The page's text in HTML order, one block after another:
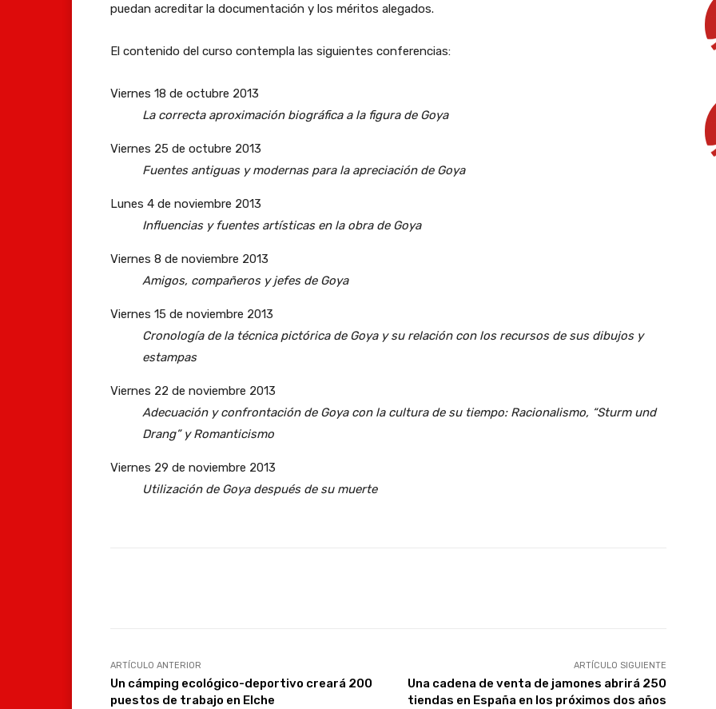
puedan acreditar la documentación y los méritos alegados.
El contenido del curso contempla las siguientes conferencias:
Viernes 18 de octubre 2013
La correcta aproximación biográfica a la figura de Goya
Viernes 25 de octubre 2013
Fuentes antiguas y modernas para la apreciación de Goya
Lunes 4 de noviembre 2013
Influencias y fuentes artísticas en la obra de Goya
Viernes 8 de noviembre 2013
Amigos, compañeros y jefes de Goya
Viernes 15 de noviembre 2013
Cronología de la técnica pictórica de Goya y su relación con los recursos de sus dibujos y
estampas
Viernes 22 de noviembre 2013
Adecuación y confrontación de Goya con la cultura de su tiempo: Racionalismo, “Sturm und
Drang” y Romanticismo
Viernes 29 de noviembre 2013
Utilización de Goya después de su muerte
ARTÍCULO ANTERIOR
Un cámping ecológico-deportivo creará 200
puestos de trabajo en Elche
ARTÍCULO SIGUIENTE
Una cadena de venta de jamones abrirá 250
tiendas en España en los próximos dos años